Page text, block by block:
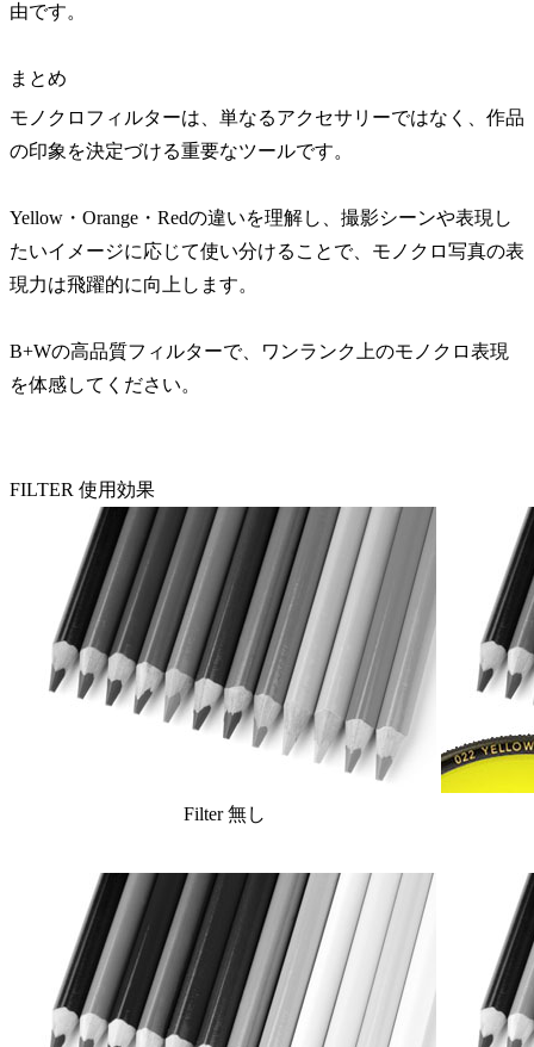
由です。
まとめ
モノクロフィルターは、単なるアクセサリーではなく、作品
の印象を決定づける重要なツールです。
Yellow・Orange・Redの違いを理解し、撮影シーンや表現し
たいイメージに応じて使い分けることで、モノクロ写真の表
現力は飛躍的に向上します。
B+Wの高品質フィルターで、ワンランク上のモノクロ表現
を体感してください。
FILTER 使用効果
Filter 無し